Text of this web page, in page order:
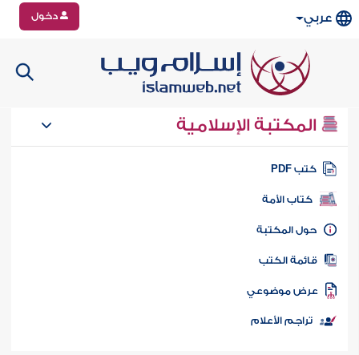
عربي دخول
المكتبة الإسلامية
كتب PDF
كتاب الأمة
المكتبة
الكتب
موضوعي